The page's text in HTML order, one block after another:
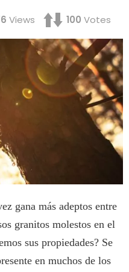
Views 100 Votes
gana más adeptos entre
granitos molestos en el
sus propiedades? Se
en muchos de los